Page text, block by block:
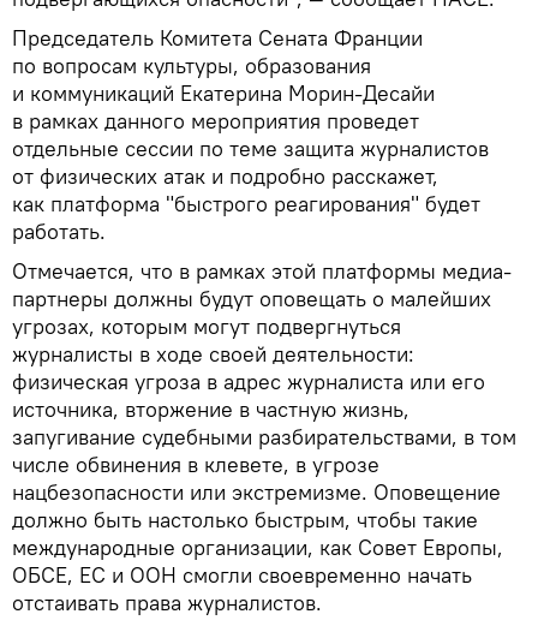
Председатель Комитета Сената Франции
по вопросам культуры, образования
и коммуникаций Екатерина Морин-Десайи
в рамках данного мероприятия проведет
отдельные сессии по теме защита журналистов
от физических атак и подробно расскажет,
как платформа "быстрого реагирования" будет
работать.
Отмечается, что в рамках этой платформы медиа-
партнеры должны будут оповещать о малейших
угрозах, которым могут подвергнуться
журналисты в ходе своей деятельности:
физическая угроза в адрес журналиста или его
источника, вторжение в частную жизнь,
запугивание судебными разбирательствами, в том
числе обвинения в клевете, в угрозе
нацбезопасности или экстремизме. Оповещение
должно быть настолько быстрым, чтобы такие
международные организации, как Совет Европы,
ОБСЕ, ЕС и ООН смогли своевременно начать
отстаивать права журналистов.